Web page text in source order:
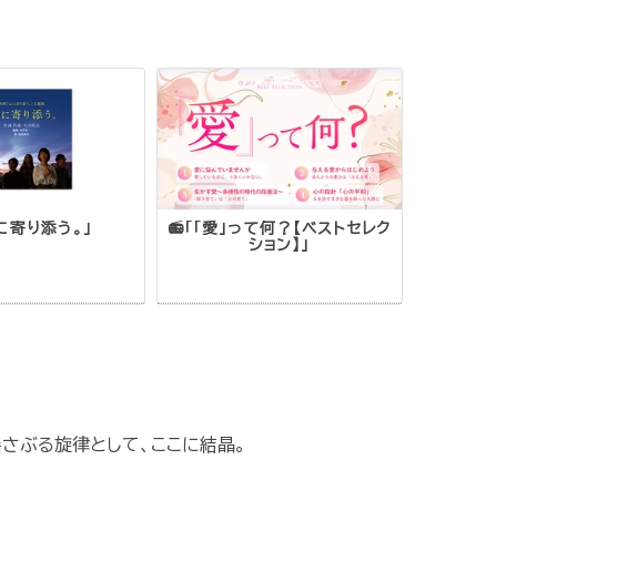
寄り添う。」
📻「「愛」って何？【ベストセレク
ション】」
ぶる旋律として、ここに結晶。